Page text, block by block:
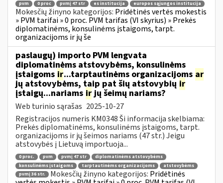
pvm 0 proc pvmį 47 str es institucija europos sąjungos institucija
Mokesčių žinyno kategorijos: Pridėtinės vertės mokestis
» PVM tarifai » 0 proc. PVM tarifas (VI skyrius) » Prekės
diplomatinėms, konsulinėms įstaigoms, tarpt.
organizacijoms ir jų še
paslaugų) importo PVM lengvata
diplomatinėms atstovybėms, konsulinėms
įstaigoms ir...tarptautinėms organizacijoms ar
jų atstovybėms, taip pat šių atstovybių ir
įstaigų...nariams irjų šeimų nariams?
Web turinio sąrašas 2025-10-27
Registracijos numeris KM0348 Ši informacija skelbiama:
Prekės diplomatinėms, konsulinėms įstaigoms, tarpt.
organizacijoms ir jų šeimos nariams (47 str.) Jeigu
atstovybės į Lietuvą importuoja...
0 proc. pvm pvmį 47 str
diplomatinėms atstovybėms
konsulinėms įstaigoms
tarptautinėms organizacijoms
atstovybėms
pvmį 36 str.
Mokesčių žinyno kategorijos: Pridėtinės